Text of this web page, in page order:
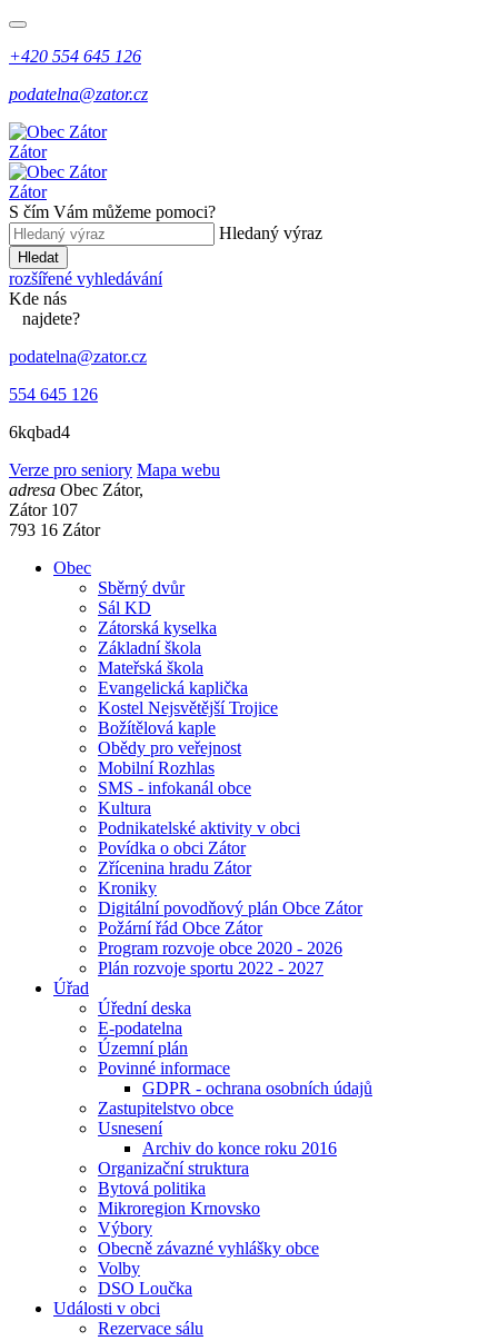
+420 554 645 126
podatelna@zator.cz
Zátor
Zátor
S čím Vám můžeme pomoci?
Hledaný výraz
Hledat
rozšířené vyhledávání
Kde nás
najdete?
podatelna@zator.cz
554 645 126
6kqbad4
Verze pro seniory Mapa webu
adresa Obec Zátor,
Zátor 107
793 16 Zátor
Obec
Sběrný dvůr
Sál KD
Zátorská kyselka
Základní škola
Mateřská škola
Evangelická kaplička
Kostel Nejsvětější Trojice
Božítělová kaple
Obědy pro veřejnost
Mobilní Rozhlas
SMS - infokanál obce
Kultura
Podnikatelské aktivity v obci
Povídka o obci Zátor
Zřícenina hradu Zátor
Kroniky
Digitální povodňový plán Obce Zátor
Požární řád Obce Zátor
Program rozvoje obce 2020 - 2026
Plán rozvoje sportu 2022 - 2027
Úřad
Úřední deska
E-podatelna
Územní plán
Povinné informace
GDPR - ochrana osobních údajů
Zastupitelstvo obce
Usnesení
Archiv do konce roku 2016
Organizační struktura
Bytová politika
Mikroregion Krnovsko
Výbory
Obecně závazné vyhlášky obce
Volby
DSO Loučka
Události v obci
Rezervace sálu